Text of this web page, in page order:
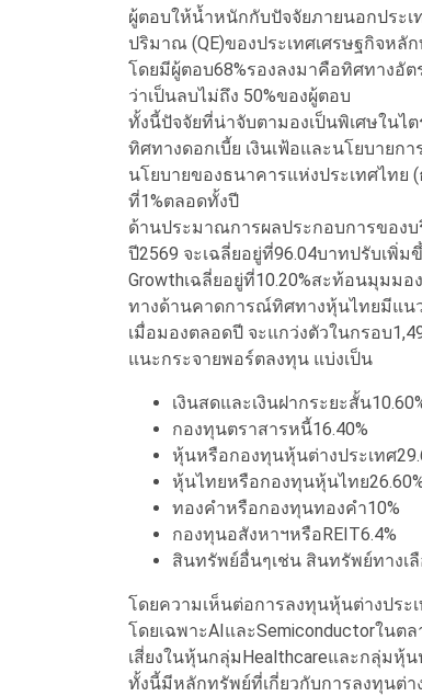
ผู้ตอบให้น้ำหนักกับปัจจัยภายนอกประ
ปริมาณ (QE)ของประเทศเศรษฐกิจห
โดยมีผู้ตอบ68%รองลงมาคือทิศทางอั
ว่าเป็นลบไม่ถึง 50%ของผู้ตอบ
ทั้งนี้ปัจจัยที่น่าจับตามองเป็นพิเศษในไ
ทิศทางดอกเบี้ย เงินเฟ้อและนโยบายก
นโยบายของธนาคารแห่งประเทศไทย
ที่1%ตลอดทั้งปี
ด้านประมาณการผลประกอบการของบ
ปี2569 จะเฉลี่ยอยู่ที่96.04บาทปรับเพิ่
Growthเฉลี่ยอยู่ที่10.20%สะท้อนมุมม
ทางด้านคาดการณ์ทิศทางหุ้นไทยมีแน
เมื่อมองตลอดปี จะแกว่งตัวในกรอบ
แนะกระจายพอร์ตลงทุน แบ่งเป็น
เงินสดและเงินฝากระยะสั้น
กองทุนตราสารหนี้16.40%
หุ้นหรือกองทุนหุ้นต่างประเทศ
หุ้นไทยหรือกองทุนหุ้นไทย
ทองคำหรือกองทุนทองคำ10%
กองทุนอสังหาฯหรือREIT6.4%
สินทรัพย์อื่นๆเช่น สินทรัพย์ทางเ
โดยความเห็นต่อการลงทุนหุ้นต่างปร
โดยเฉพาะAIและSemiconductorในต
เสี่ยงในหุ้นกลุ่มHealthcareและกลุ่มหุ้น
ทั้งนี้มีหลักทรัพย์ที่เกี่ยวกับการลงทุนต่า